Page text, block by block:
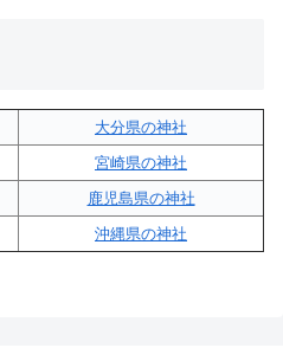
大分県の神社
宮崎県の神社
鹿児島県の神社
沖縄県の神社